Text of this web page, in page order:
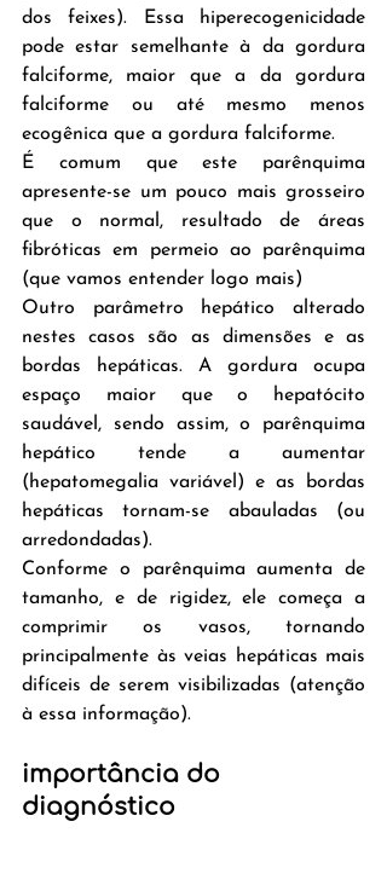
dos feixes). Essa hiperecogenicidade
pode estar semelhante à da gordura
falciforme, maior que a da gordura
falciforme ou até mesmo menos
ecogênica que a gordura falciforme.
É comum que este parênquima
apresente-se um pouco mais grosseiro
que o normal, resultado de áreas
fibróticas em permeio ao parênquima
(que vamos entender logo mais)
Outro parâmetro hepático alterado
nestes casos são as dimensões e as
bordas hepáticas. A gordura ocupa
espaço maior que o hepatócito
saudável, sendo assim, o parênquima
hepático tende a aumentar
(hepatomegalia variável) e as bordas
hepáticas tornam-se abauladas (ou
arredondadas).
Conforme o parênquima aumenta de
tamanho, e de rigidez, ele começa a
comprimir os vasos, tornando
principalmente às veias hepáticas mais
difíceis de serem visibilizadas (atenção
à essa informação).
importância do
diagnóstico